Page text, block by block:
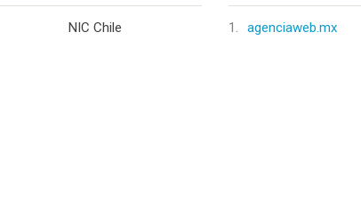
NIC Chile 1. agenciaweb.mx